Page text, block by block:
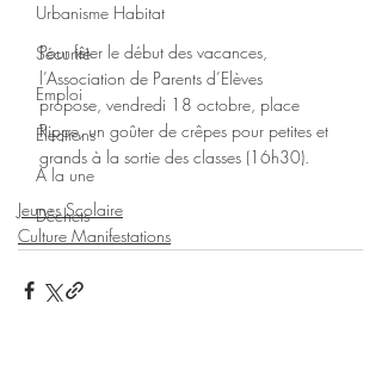
Urbanisme Habitat
Sécurité
Emploi
Élections
A la une
Déchets
Pour fêter le début des vacances,
l’Association de Parents d’Elèves
propose, vendredi 18 octobre, place
Rippe, un goûter de crêpes pour petites et
grands à la sortie des classes (16h30).
Jeunes Scolaire
Culture Manifestations